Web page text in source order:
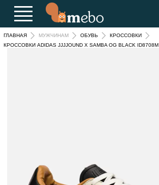
ГЛАВНАЯ МУЖЧИНАМ ОБУВЬ
КРОССОВКИ
КРОССОВКИ ADIDAS JJJJOUND X SAMBA OG BLACK ID8708M